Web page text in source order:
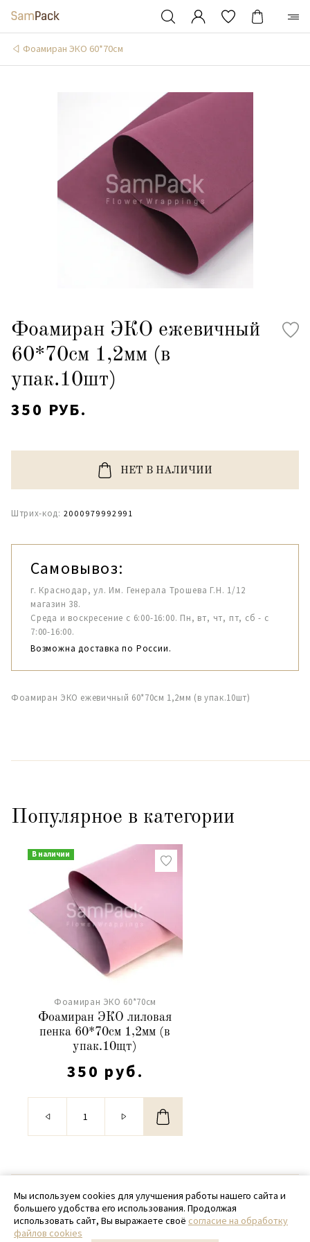
Фоамиран ЭКО 60*70см
Фоамиран ЭКО ежевичный
60*70см 1,2мм (в
упак.10шт)
350 РУБ.
НЕТ В НАЛИЧИИ
Штрих-код: 2000979992991
Самовывоз:
г. Краснодар, ул. Им. Генерала Трошева Г.Н. 1/12
магазин 38.
Среда и воскресение с 6:00-16:00. Пн, вт, чт, пт, сб - с
7:00-16:00.
Возможна доставка по России.
Фоамиран ЭКО ежевичный 60*70см 1,2мм (в упак.10шт)
Популярное в категории
В наличии
Фоамиран ЭКО 60*70см
Фоамиран ЭКО лиловая
пенка 60*70см 1,2мм (в
упак.10щт)
350 руб.
© 2020 - 2026 SamPack
+ 7 (918) 699-97-87
zakaz@sampack.store
Мы используем cookies для улучшения работы нашего сайта и
большего удобства его использования. Продолжая
использовать сайт, Вы выражаете своё согласие на обработку
файлов cookies